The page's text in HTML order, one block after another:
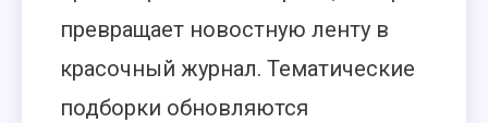
превращает новостную ленту в
красочный журнал. Тематические
подборки обновляются